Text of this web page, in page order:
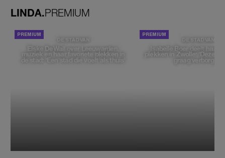
LINDA.PREMIUM
DE STAD VAN
Elske DeWall over Leeuwarden,
muziek en haar favoriete plekken in
de stad: 'Een stad die voelt als thuis'
DE STAD VAN
Isabelle Boer deelt haar
plekken in Zwolle: 'Deze
graag verborgen'